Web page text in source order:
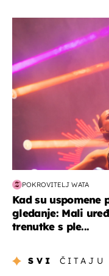
POKROVITELJ WATA
Kad su uspomene
gledanje: Mali
trenutke s ple...
SVI ČITAJU